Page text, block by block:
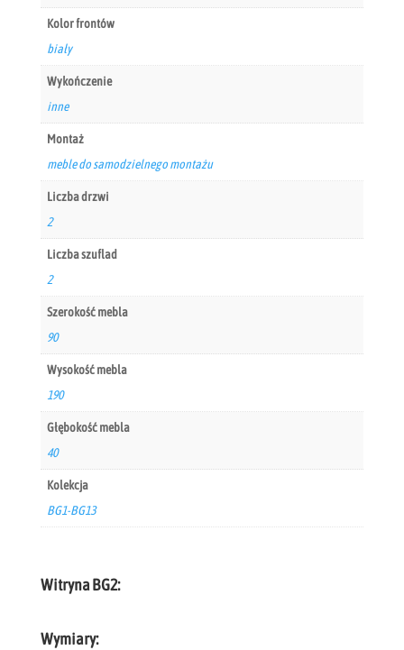
Witryna BG2:
Wymiary:
Kolor frontów
biały
Wykończenie
inne
Montaż
meble do samodzielnego montażu
Liczba drzwi
2
Liczba szuflad
2
Szerokość mebla
90
Wysokość mebla
190
Głębokość mebla
40
Kolekcja
BG1-BG13